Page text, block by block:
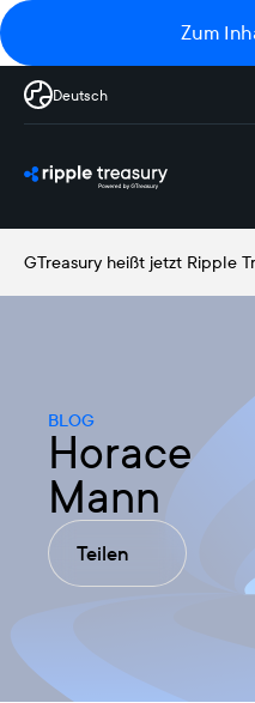
Zum
Deutsch
GTreasury heißt jetzt Ripple
BLOG
Horace
Mann
Teilen